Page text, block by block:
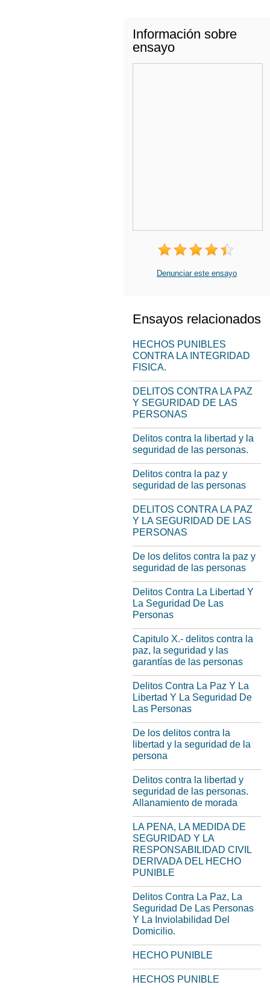
Información sobre
ensayo
Denunciar este ensayo
Ensayos relacionados
HECHOS PUNIBLES
CONTRA LA INTEGRIDAD
FISICA.
DELITOS CONTRA LA PAZ
Y SEGURIDAD DE LAS
PERSONAS
Delitos contra la libertad y la
seguridad de las personas.
Delitos contra la paz y
seguridad de las personas
DELITOS CONTRA LA PAZ
Y LA SEGURIDAD DE LAS
PERSONAS
De los delitos contra la paz y
seguridad de las personas
Delitos Contra La Libertad Y
La Seguridad De Las
Personas
Capitulo X.- delitos contra la
paz, la seguridad y las
garantías de las personas
Delitos Contra La Paz Y La
Libertad Y La Seguridad De
Las Personas
De los delitos contra la
libertad y la seguridad de la
persona
Delitos contra la libertad y
seguridad de las personas.
Allanamiento de morada
LA PENA, LA MEDIDA DE
SEGURIDAD Y LA
RESPONSABILIDAD CIVIL
DERIVADA DEL HECHO
PUNIBLE
Delitos Contra La Paz, La
Seguridad De Las Personas
Y La Inviolabilidad Del
Domicilio.
HECHO PUNIBLE
HECHOS PUNIBLE